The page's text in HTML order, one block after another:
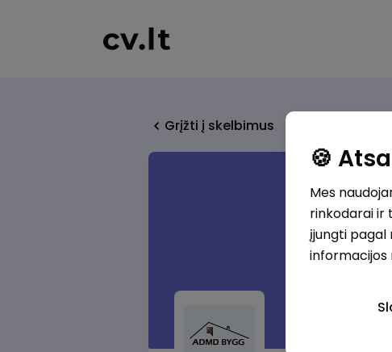
Grįžti į skelbimus
🍪
Mes
rinkodarai ir
įjungti pagal
informacijos